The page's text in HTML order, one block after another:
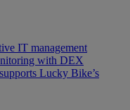
IT management
with DEX
Lucky Bike’s